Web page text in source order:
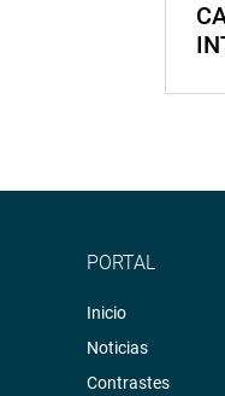
PORTAL
Inicio
Noticias
Contrastes